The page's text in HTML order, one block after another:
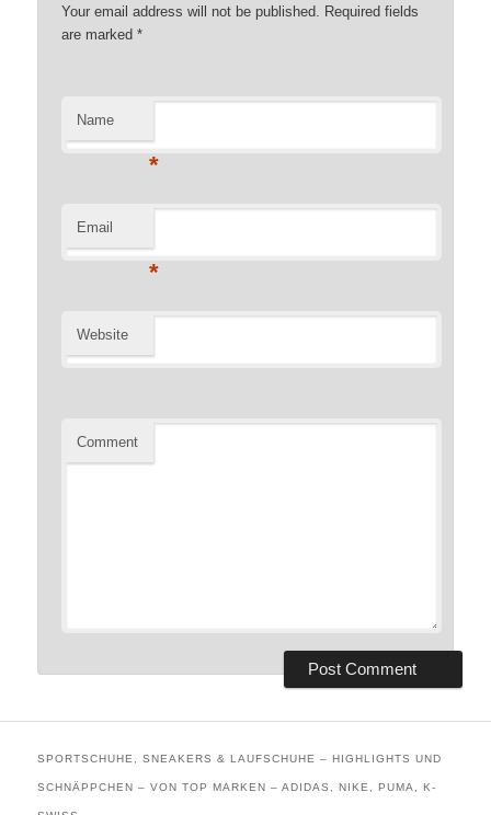
Your email address will not be published. Required fields
are marked*
Name
*
Email
*
Website
Comment
SPORTSCHUHE, SNEAKERS & LAUFSCHUHE – HIGHLIGHTS UND
SCHNÄPPCHEN – VON TOP MARKEN – ADIDAS, NIKE, PUMA, K-